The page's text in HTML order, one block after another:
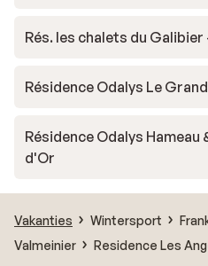
Rés. les chalets du Galibier
Résidence Odalys Le
Résidence Odalys Hameau
d'Or
Vakanties Wintersport
Valmeinier
Residence Les